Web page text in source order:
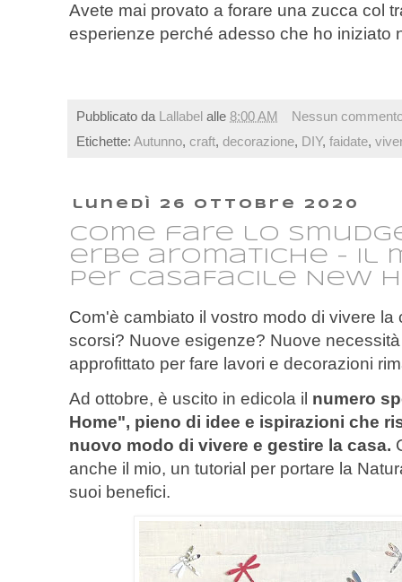
Avete mai provato a forare una zucca col
esperienze perché adesso che ho iniziato
Pubblicato da Lallabel alle 8:00 AM
Nessun
Etichette: Autunno, craft, decorazione, DIY, faidate,
lunedì 26 ottobre 2020
Come fare lo
erbe aromatiche - il
per CasaFacile New
Com'è cambiato il vostro modo di vivere
scorsi? Nuove esigenze? Nuove
approfittato per fare lavori e decorazioni
Ad ottobre, è uscito in edicola il numero
Home", pieno di idee e ispirazioni che
nuovo modo di vivere e gestire la casa.
anche il mio, un tutorial per portare la
suoi benefici.